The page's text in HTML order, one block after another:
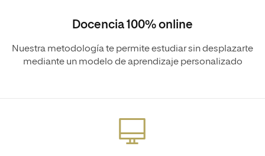
Docencia 100% online
Nuestra metodología te permite estudiar sin desplazarte
mediante un modelo de aprendizaje personalizado